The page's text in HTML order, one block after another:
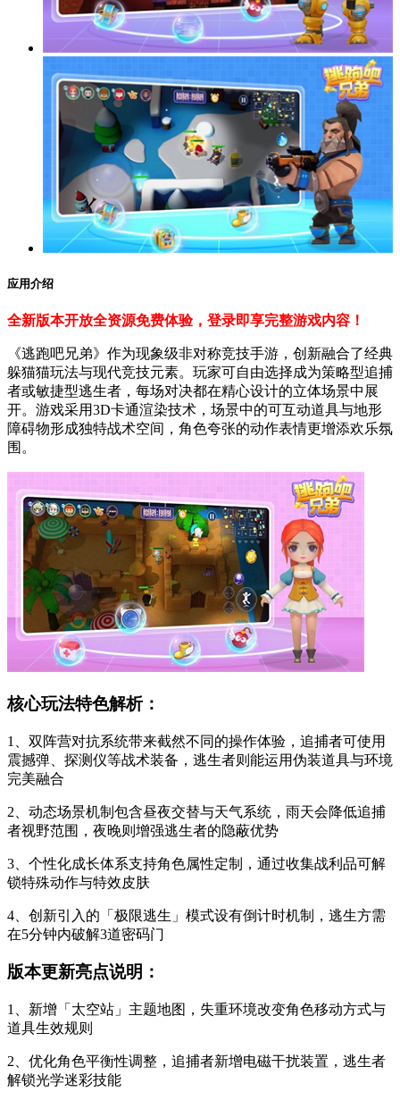
应用介绍
全新版本开放全资源免费体验，登录即享完整游戏内容！
《逃跑吧兄弟》作为现象级非对称竞技手游，创新融合了经典
躲猫猫玩法与现代竞技元素。玩家可自由选择成为策略型追捕
者或敏捷型逃生者，每场对决都在精心设计的立体场景中展
开。游戏采用3D卡通渲染技术，场景中的可互动道具与地形
障碍物形成独特战术空间，角色夸张的动作表情更增添欢乐氛
围。
核心玩法特色解析：
1、双阵营对抗系统带来截然不同的操作体验，追捕者可使用
震撼弹、探测仪等战术装备，逃生者则能运用伪装道具与环境
完美融合
2、动态场景机制包含昼夜交替与天气系统，雨天会降低追捕
者视野范围，夜晚则增强逃生者的隐蔽优势
3、个性化成长体系支持角色属性定制，通过收集战利品可解
锁特殊动作与特效皮肤
4、创新引入的「极限逃生」模式设有倒计时机制，逃生方需
在5分钟内破解3道密码门
版本更新亮点说明：
1、新增「太空站」主题地图，失重环境改变角色移动方式与
道具生效规则
2、优化角色平衡性调整，追捕者新增电磁干扰装置，逃生者
解锁光学迷彩技能